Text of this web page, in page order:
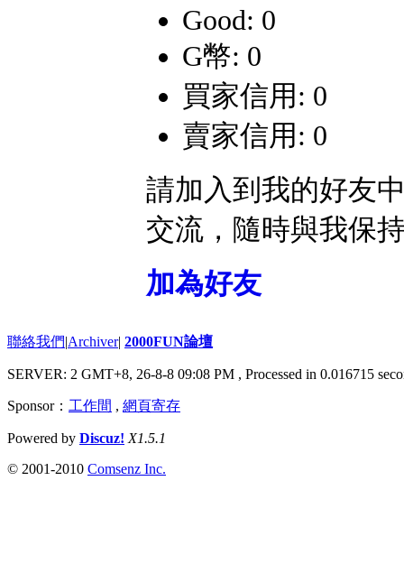
Good: 0
G幣: 0
買家信用: 0
賣家信用: 0
請加入到我的好友
交流，隨時與我保
加為好友
聯絡我們|Archiver| 2000FUN論壇
SERVER: 2 GMT+8, 26-8-8 09:08 PM , Processed in 0.016715
Sponsor： 工作間 , 網頁寄存
Powered by Discuz! X1.5.1
© 2001-2010 Comsenz Inc.